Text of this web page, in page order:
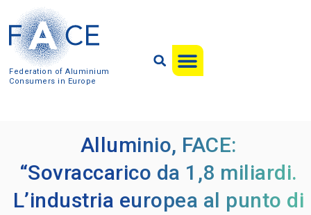
Federation of Aluminium
Consumers in Europe
Alluminio, FACE:
“Sovraccarico da 1,8 miliardi.
L’industria europea al punto di